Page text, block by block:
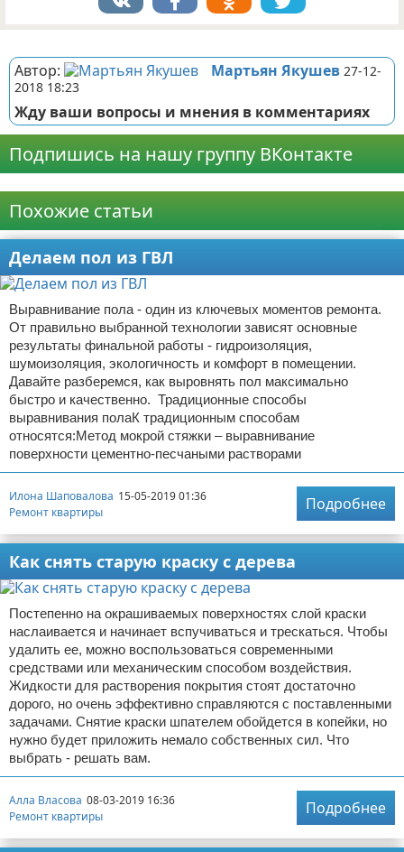
Автор: Мартьян Якушев 27-12-
2018 18:23
Жду ваши вопросы и мнения в комментариях
Подпишись на нашу группу ВКонтакте
Похожие статьи
Делаем пол из ГВЛ
Выравнивание пола - один из ключевых моментов ремонта.
От правильно выбранной технологии зависят основные
результаты финальной работы - гидроизоляция,
шумоизоляция, экологичность и комфорт в помещении.
Давайте разберемся, как выровнять пол максимально
быстро и качественно. Традиционные способы
выравнивания полаК традиционным способам
относятся:Метод мокрой стяжки – выравнивание
поверхности цементно-песчаными растворами
Илона Шаповалова 15-05-2019 01:36
Ремонт квартиры
Подробнее
Как снять старую краску с дерева
Постепенно на окрашиваемых поверхностях слой краски
наслаивается и начинает вспучиваться и трескаться. Чтобы
удалить ее, можно воспользоваться современными
средствами или механическим способом воздействия.
Жидкости для растворения покрытия стоят достаточно
дорого, но очень эффективно справляются с поставленными
задачами. Снятие краски шпателем обойдется в копейки, но
нужно будет приложить немало собственных сил. Что
выбрать - решать вам.
Алла Власова 08-03-2019 16:36
Ремонт квартиры
Подробнее